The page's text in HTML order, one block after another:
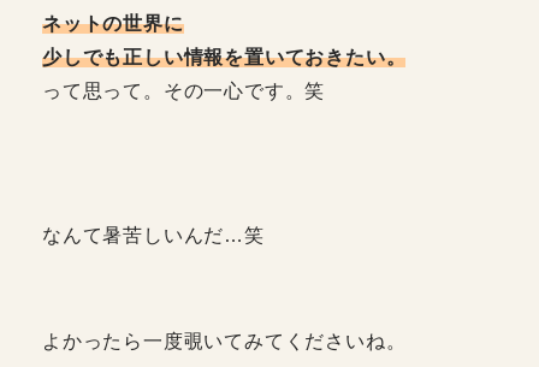
ネットの世界に
少しでも正しい情報を置いておきたい。
って思って。その一心です。笑
なんて暑苦しいんだ…笑
よかったら一度覗いてみてくださいね。